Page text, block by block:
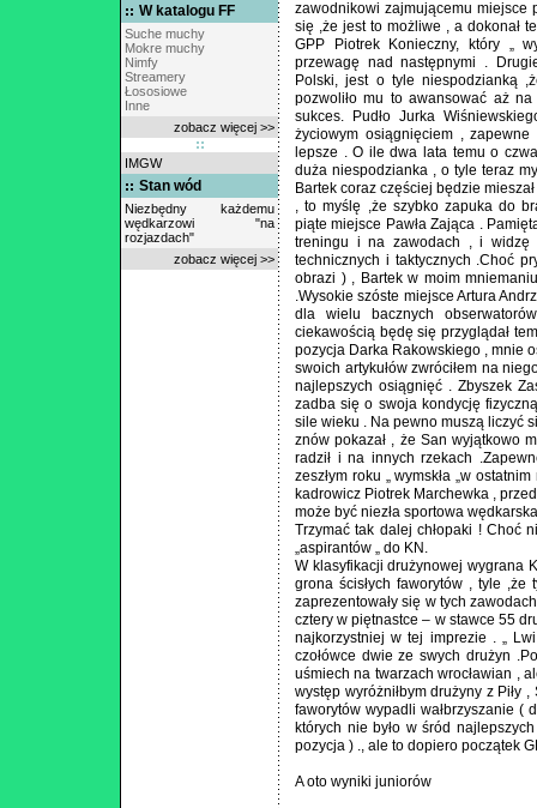
W katalogu FF
Suche muchy
Mokre muchy
Nimfy
Streamery
Łososiowe
Inne
zobacz więcej >>
IMGW
Stan wód
Niezbędny każdemu
wędkarzowi "na
rozjazdach"
zobacz więcej >>
zawodnikowi zajmującemu miejsce
się ,że jest to możliwe , a dokonał
GPP Piotrek Konieczny, który „
przewagę nad następnymi .
Polski, jest o tyle niespodzianką
pozwoliło mu to awansować aż
sukces. Pudło Jurka
życiowym osiągnięciem ,
lepsze . O ile dwa lata temu o
duża niespodzianka , o tyle teraz
Bartek coraz częściej będzie
, to myślę ,że szybko zapuka do
piąte miejsce Pawła Zająca .
treningu i na zawodach , i widzę
technicznych i taktycznych .Choć
obrazi ) , Bartek w moim
.Wysokie szóste miejsce Artura
dla wielu bacznych
ciekawością będę się przyglądał
pozycja Darka Rakowskiego , mnie
swoich artykułów zwróciłem na
najlepszych osiągnięć . Zbyszek
zadba się o swoja kondycję
sile wieku . Na pewno muszą liczyć
znów pokazał , że San wyjątkowo
radził i na innych rzekach
zeszłym roku „ wymskła „w
kadrowicz Piotrek Marchewka ,
może być niezła sportowa
Trzymać tak dalej chłopaki ! Choć
„aspirantów „ do KN.
W klasyfikacji drużynowej wygrana
grona ścisłych faworytów , tyle ,że
zaprezentowały się w tych
cztery w piętnastce – w stawce 55
najkorzystniej w tej imprezie . „
czołówce dwie ze swych drużyn
uśmiech na twarzach wrocławian ,
występ wyróżniłbym drużyny z Piły
faworytów wypadli wałbrzyszanie (
których nie było w śród
pozycja ) ., ale to dopiero początek
A oto wyniki juniorów